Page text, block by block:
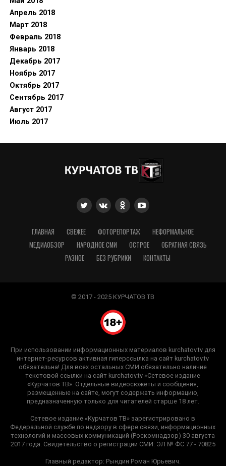
Апрель 2018
Март 2018
Февраль 2018
Январь 2018
Декабрь 2017
Ноябрь 2017
Октябрь 2017
Сентябрь 2017
Август 2017
Июль 2017
ГЛАВНАЯ СВЕЖЕЕ ФОТОРЕПОРТАЖ
НЕФОРМАЛЬНОЕ
МЕДИАОБЗОР
НАРОДНОЕ СМИ ОСТРОЕ
ОБРАТНАЯ СВЯЗЬ
РАЗНОЕ
БЕЗ РУБРИКИ КОНТАКТЫ
© 2017 - 2025 КУРЧАТОВ ТВ
При использовании информационных материалов kurchatov.tv для
интернет-ресурсов активная гиперссылка на сайт kurchatov.tv
обязательна! Для всех остальных СМИ обязательно наличие
текстовой ссылки на сайт kurchatov.tv «Сетевое издание
«Курчатов ТВ». Отдельные видеосюжеты и сообщения,
размещенные на сайте, могут содержать информацию,
предназначенную только для читателей старше 18 лет.
Сетевое издание «Курчатов ТВ» зарегистрировано в
Федеральной службе по надзору в сфере связи, информационных
технологий и массовых коммуникаций (Роскомнадзор) 30 августа
2017 года. Свидетельство о регистрации СМИ: ЭЛ № ФС 77 - 70825
Главный редактор: Рындин Роман Юрьевич.